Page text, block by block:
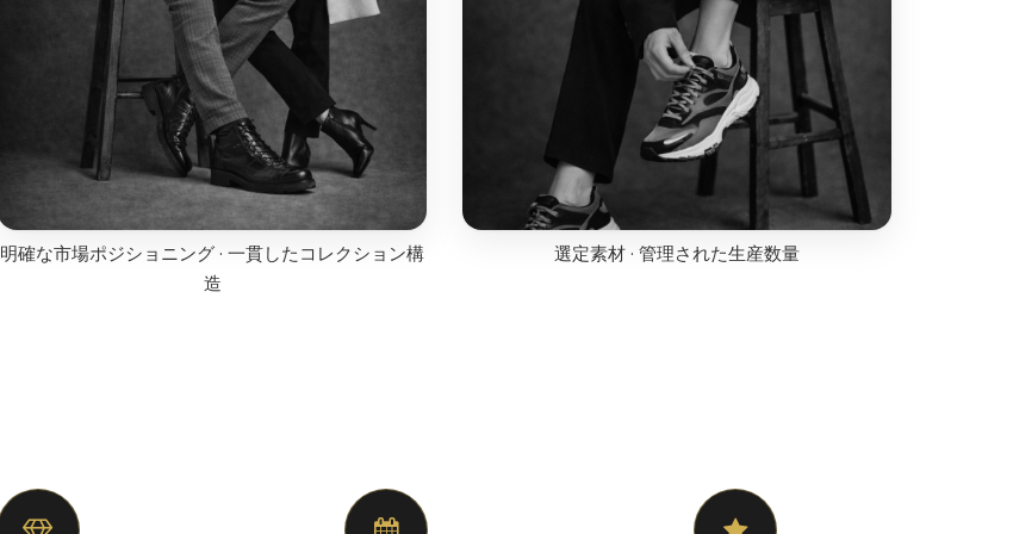
明確な市場ポジショニング · 一貫したコレクション構
造
選定素材 · 管理された生産数量